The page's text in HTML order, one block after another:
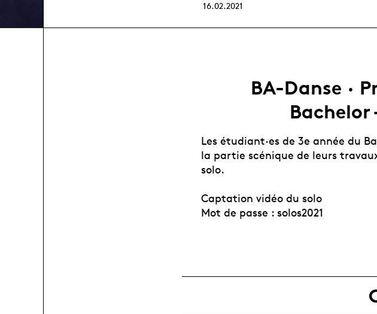
16.02.2021
BA-Danse ·
Bachelor
Les étudiant·es de 3e année du
la partie scénique de leurs
solo.
Captation vidéo du solo
Mot de passe : solos2021